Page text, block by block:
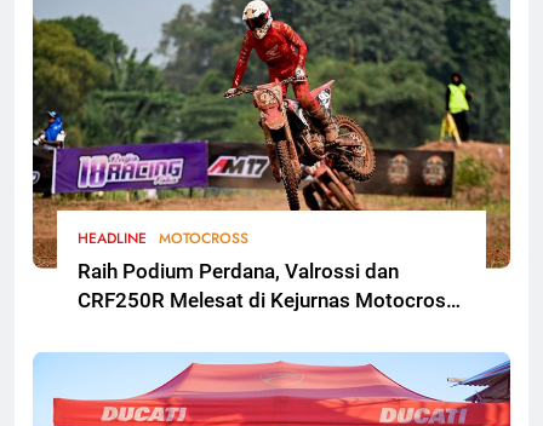
HEADLINE MOTOCROSS
Raih Podium Perdana, Valrossi dan
CRF250R Melesat di Kejurnas Motocross